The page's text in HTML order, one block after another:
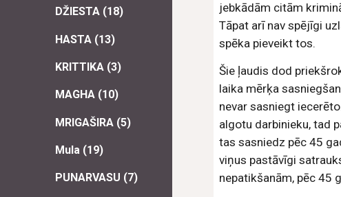
DŽIESTA (18)
HASTA (13)
KRITTIKA (3)
MAGHA (10)
MRIGAŠIRA (5)
Mula (19)
PUNARVASU (7)
jebkādām citām
Tāpat arī nav spējīgi
spēka pieveikt tos.
Šie ļaudis dod
laika mērķa
nevar sasniegt
algotu darbinieku, tad
tas sasniedz pēc 45
viņus pastāvīgi
nepatikšanām, pēc 45